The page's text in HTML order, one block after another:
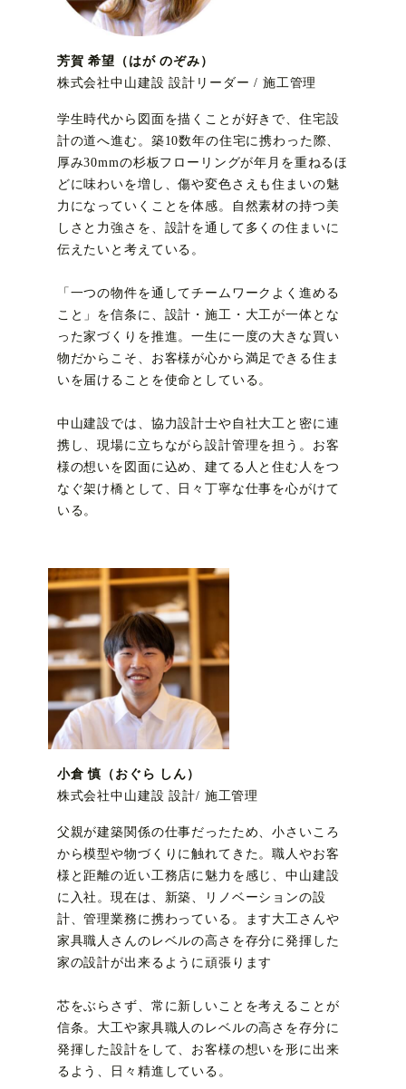
芳賀 希望（はが のぞみ）
株式会社中山建設 設計リーダー / 施工管理
学生時代から図面を描くことが好きで、住宅設
計の道へ進む。築10数年の住宅に携わった際、
厚み30mmの杉板フローリングが年月を重ねるほ
どに味わいを増し、傷や変色さえも住まいの魅
力になっていくことを体感。自然素材の持つ美
しさと力強さを、設計を通して多くの住まいに
伝えたいと考えている。
「一つの物件を通してチームワークよく進める
こと」を信条に、設計・施工・大工が一体とな
った家づくりを推進。一生に一度の大きな買い
物だからこそ、お客様が心から満足できる住ま
いを届けることを使命としている。
中山建設では、協力設計士や自社大工と密に連
携し、現場に立ちながら設計管理を担う。お客
様の想いを図面に込め、建てる人と住む人をつ
なぐ架け橋として、日々丁寧な仕事を心がけて
いる。
小倉 慎（おぐら しん）
株式会社中山建設 設計/ 施工管理
父親が建築関係の仕事だったため、小さいころ
から模型や物づくりに触れてきた。職人やお客
様と距離の近い工務店に魅力を感じ、中山建設
に入社。現在は、新築、リノベーションの設
計、管理業務に携わっている。ます大工さんや
家具職人さんのレベルの高さを存分に発揮した
家の設計が出来るように頑張ります
芯をぶらさず、常に新しいことを考えることが
信条。大工や家具職人のレベルの高さを存分に
発揮した設計をして、お客様の想いを形に出来
るよう、日々精進している。